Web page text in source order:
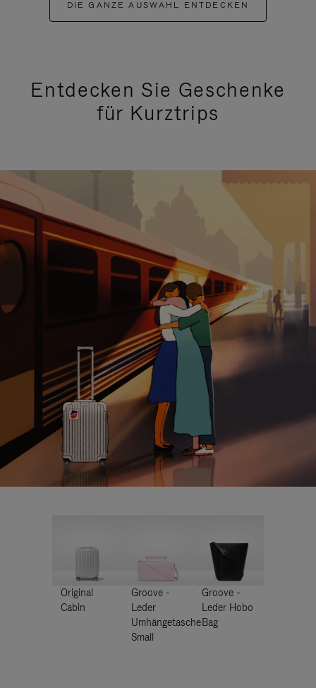
DIE GANZE AUSWAHL ENTDECKEN
Entdecken Sie Geschenke
für Kurztrips
Original
Cabin
Groove -
Leder
Umhängetasche
Small
Groove -
Leder Hobo
Bag